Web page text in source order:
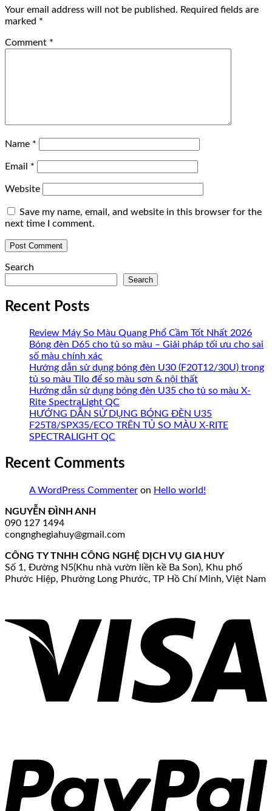
Your email address will not be published. Required fields are
marked *
Comment *
Name *
Email *
Website
Save my name, email, and website in this browser for the
next time I comment.
Search
Search
Recent Posts
Review Máy So Màu Quang Phổ Cầm Tốt Nhất 2026
Bóng đèn D65 cho tủ so màu – Giải pháp tối ưu cho sai
số màu chính xác
Hướng dẫn sử dụng bóng đèn U30 (F20T12/30U) trong
tủ so màu Tilo để so màu sơn & nội thất
Hướng dẫn sử dụng bóng đèn U35 cho tủ so màu X-
Rite SpectraLight QC
HƯỚNG DẪN SỬ DỤNG BÓNG ĐÈN U35
F25T8/SPX35/ECO TRÊN TỦ SO MÀU X-RITE
SPECTRALIGHT QC
Recent Comments
A WordPress Commenter on Hello world!
NGUYỄN ĐÌNH ANH
090 127 1494
congnghegiahuy@gmail.com
CÔNG TY TNHH CÔNG NGHỆ DỊCH VỤ GIA HUY
Số 1, Đường N5(Khu nhà vườn liền kề Ba Son), Khu phố
Phước Hiệp, Phường Long Phước, TP Hồ Chí Minh, Việt Nam